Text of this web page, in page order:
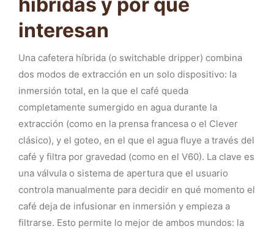
interesan
Una cafetera híbrida (o switchable dripper) combina
dos modos de extracción en un solo dispositivo: la
inmersión total, en la que el café queda
completamente sumergido en agua durante la
extracción (como en la prensa francesa o el Clever
clásico), y el goteo, en el que el agua fluye a través del
café y filtra por gravedad (como en el V60). La clave es
una válvula o sistema de apertura que el usuario
controla manualmente para decidir en qué momento el
café deja de infusionar en inmersión y empieza a
filtrarse. Esto permite lo mejor de ambos mundos: la